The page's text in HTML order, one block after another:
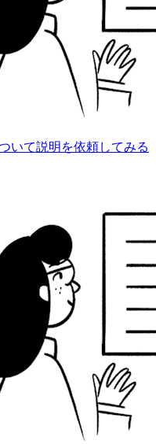
いて説明を依頼してみる